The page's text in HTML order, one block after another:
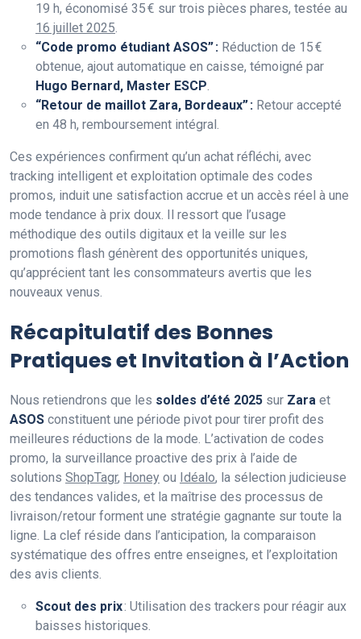
19 h, économisé 35 € sur trois pièces phares, testée au
16 juillet 2025.
“Code promo étudiant ASOS” : Réduction de 15 €
obtenue, ajout automatique en caisse, témoigné par
Hugo Bernard, Master ESCP.
“Retour de maillot Zara, Bordeaux” : Retour accepté
en 48 h, remboursement intégral.
Ces expériences confirment qu’un achat réfléchi, avec
tracking intelligent et exploitation optimale des codes
promos, induit une satisfaction accrue et un accès réel à une
mode tendance à prix doux. Il ressort que l’usage
méthodique des outils digitaux et la veille sur les
promotions flash génèrent des opportunités uniques,
qu’apprécient tant les consommateurs avertis que les
nouveaux venus.
Récapitulatif des Bonnes
Pratiques et Invitation à l’Action
Nous retiendrons que les soldes d’été 2025 sur Zara et
ASOS constituent une période pivot pour tirer profit des
meilleures réductions de la mode. L’activation de codes
promo, la surveillance proactive des prix à l’aide de
solutions ShopTagr, Honey ou Idéalo, la sélection judicieuse
des tendances valides, et la maîtrise des processus de
livraison/retour forment une stratégie gagnante sur toute la
ligne. La clef réside dans l’anticipation, la comparaison
systématique des offres entre enseignes, et l’exploitation
des avis clients.
Scout des prix: Utilisation des trackers pour réagir aux
baisses historiques.